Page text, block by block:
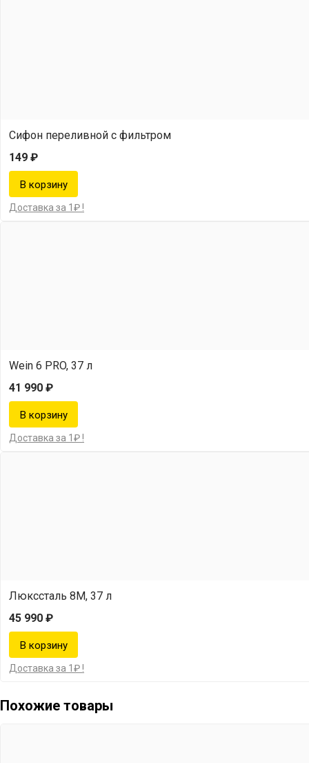
Сифон переливной с фильтром
149 ₽
Доставка за 1₽ !
Wein 6 PRO, 37 л
41 990 ₽
Доставка за 1₽ !
Люкссталь 8М, 37 л
45 990 ₽
Доставка за 1₽ !
Похожие товары